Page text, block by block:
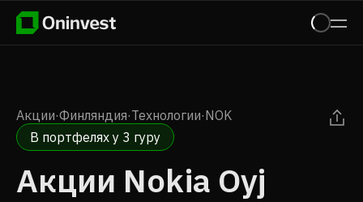
Акции·Финляндия·Технологии·NOK
В портфелях у 3 гуру
Акции Nokia Oyj